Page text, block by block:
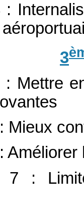
:
3
: Mettre
Mieux
7 :